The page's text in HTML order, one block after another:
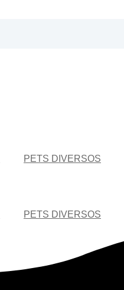
PETS DIVERSOS
PETS DIVERSOS